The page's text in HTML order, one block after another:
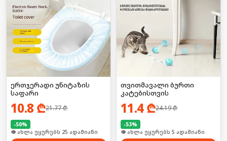
ერთჯერადი უნიტაზის
საფარი
10.8 ₾21.77₾
-50%
🛒 ბოლო 24სთ-ში იყიდა 33-მა
თვითმავალი ბურთი
კატებისთვის
11.4₾24.19₾
-53%
🛒 ბოლო 24სთ-ში იყიდა 11-მა